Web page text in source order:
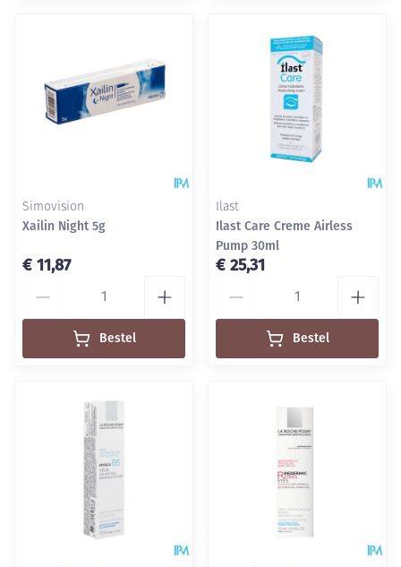
Simovision
Xailin Night 5g
€ 11,87
Bestel
Ilast
Ilast Care Creme Airless
Pump 30ml
€ 25,31
Bestel